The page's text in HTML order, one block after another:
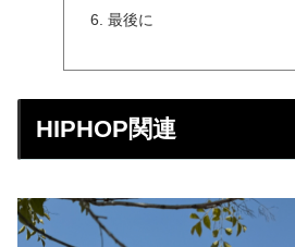
最後に
HIPHOP関連